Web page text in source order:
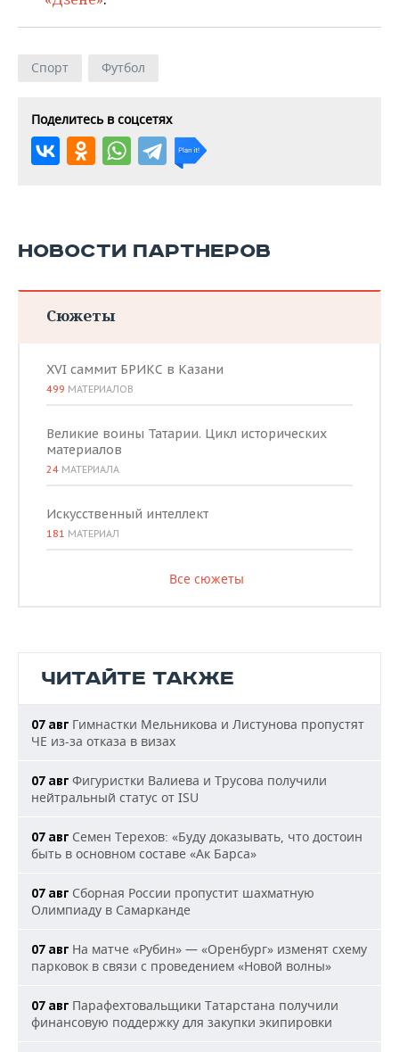
Спорт Футбол
Поделитесь в соцсетях
НОВОСТИ ПАРТНЕРОВ
Сюжеты
XVI саммит БРИКС в Казани
499 МАТЕРИАЛОВ
Великие воины Татарии. Цикл исторических
материалов
24 МАТЕРИАЛА
Искусственный интеллект
181 МАТЕРИАЛ
Все сюжеты
ЧИТАЙТЕ ТАКЖЕ
07 авг Гимнастки Мельникова и Листунова пропустят
ЧЕ из-за отказа в визах
07 авг Фигуристки Валиева и Трусова получили
нейтральный статус от ISU
07 авг Семен Терехов: «Буду доказывать, что достоин
быть в основном составе «Ак Барса»
07 авг Сборная России пропустит шахматную
Олимпиаду в Самарканде
07 авг На матче «Рубин» — «Оренбург» изменят схему
парковок в связи с проведением «Новой волны»
07 авг Парафехтовальщики Татарстана получили
финансовую поддержку для закупки экипировки